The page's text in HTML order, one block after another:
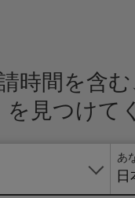
時間を含
を見つけて
あ
日